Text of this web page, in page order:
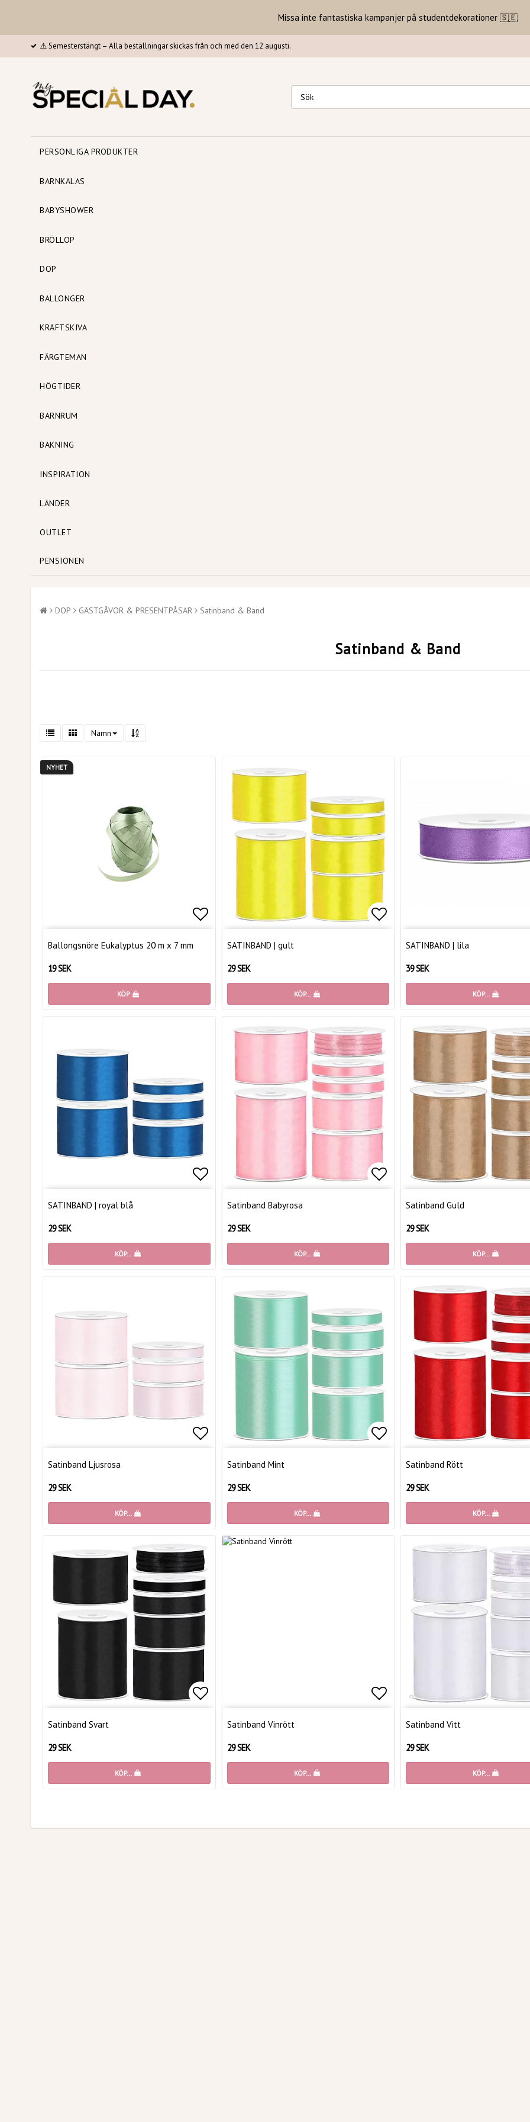
Missa inte fantastiska kampanjer på studentdekorationer 🇸🇪
⚠️ Semesterstängt – Alla beställningar skickas från och med den 12 augusti.
PERSONLIGA PRODUKTER
BARNKALAS
BABYSHOWER
BRÖLLOP
DOP
BALLONGER
KRÄFTSKIVA
FÄRGTEMAN
HÖGTIDER
BARNRUM
BAKNING
INSPIRATION
LÄNDER
OUTLET
PENSIONEN
DOP GÄSTGÅVOR & PRESENTPÅSAR Satinband & Band
Satinband & Band
Namn
NYHET
Ballongsnöre Eukalyptus 20 m x 7 mm
19 SEK
KÖP
SATINBAND | gult
29 SEK
KÖP…
SATINBAND | lila
39 SEK
KÖP…
SATINBAND | royal blå
29 SEK
KÖP…
Satinband Babyrosa
29 SEK
KÖP…
Satinband Guld
29 SEK
KÖP…
Satinband Ljusrosa
29 SEK
KÖP…
Satinband Mint
29 SEK
KÖP…
Satinband Rött
29 SEK
KÖP…
Satinband Svart
29 SEK
KÖP…
Satinband Vinrött
29 SEK
KÖP…
Satinband Vitt
29 SEK
KÖP…